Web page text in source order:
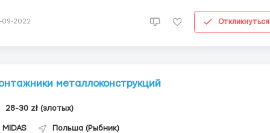
бесплатное проживание,полная легализация. ...
09-2022 Откликнуться
металлоконструкций
28-30 zł (злотых)
MIDAS Польша (Рыбник)